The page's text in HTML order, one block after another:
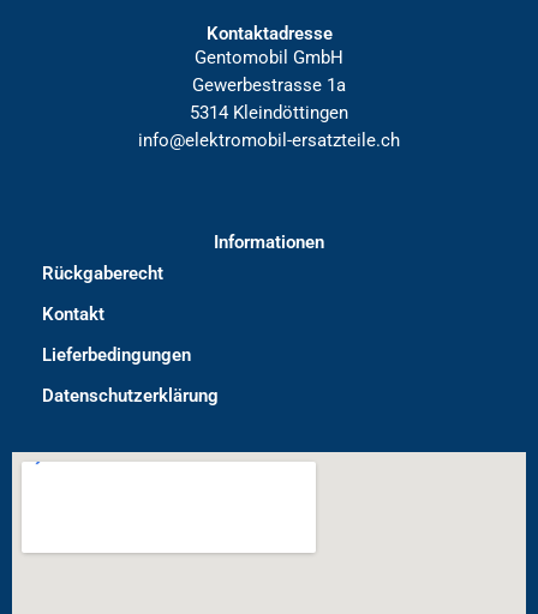
Kontaktadresse
Gentomobil GmbH
Gewerbestrasse 1a
5314 Kleindöttingen
info@elektromobil-ersatzteile.ch
Informationen
Rückgaberecht
Kontakt
Lieferbedingungen
Datenschutzerklärung